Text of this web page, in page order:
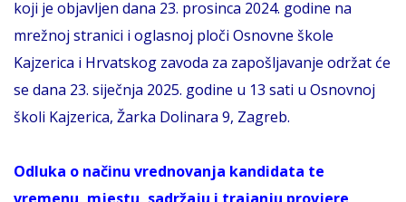
koji je objavljen dana 23. prosinca 2024. godine na
mrežnoj stranici i oglasnoj ploči Osnovne škole
Kajzerica i Hrvatskog zavoda za zapošljavanje održat će
se dana 23. siječnja 2025. godine u 13 sati u Osnovnoj
školi Kajzerica, Žarka Dolinara 9, Zagreb.
Odluka o načinu vrednovanja kandidata te